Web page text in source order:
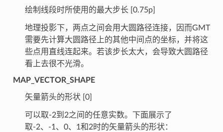
绘制线段时所使用的最大步长 [0.75p]
地理投影下，两点之间会用大圆路径连接，因而GMT
需要先计算大圆路径上的其他中间点的坐标，并将这
些点用直线连起来。若该步长太大，会导致大圆路径
看上去很不光滑。
MAP_VECTOR_SHAPE
矢量箭头的形状 [0]
可以取-2到2之间的任意实数。下面展示了
取-2、-1、0、1和2时的矢量箭头的形状：